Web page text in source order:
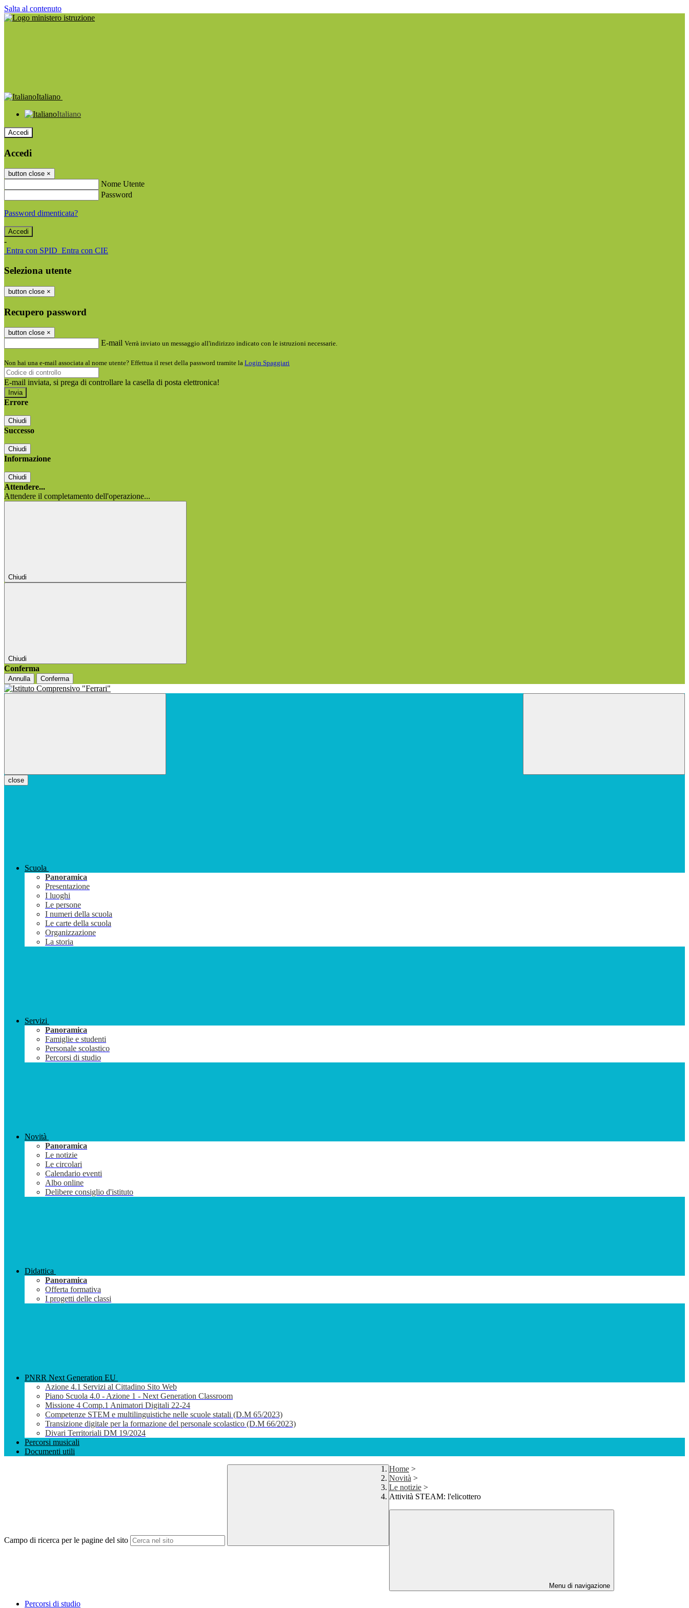
Salta al contenuto
Italiano
Italiano
Accedi
Accedi
button close ×
Nome Utente
Password
Password dimenticata?
-
Entra con SPID Entra con CIE
Seleziona utente
button close ×
Recupero password
button close ×
E-mail Verrà inviato un messaggio all'indirizzo indicato con le istruzioni necessarie.
Non hai una e-mail associata al nome utente? Effettua il reset della password tramite la Login Spaggiari
E-mail inviata, si prega di controllare la casella di posta elettronica!
Errore
Chiudi
Successo
Chiudi
Informazione
Chiudi
Attendere...
Attendere il completamento dell'operazione...
Chiudi
Chiudi
Conferma
Annulla Conferma
close
Scuola
Panoramica
Presentazione
I luoghi
Le persone
I numeri della scuola
Le carte della scuola
Organizzazione
La storia
Servizi
Panoramica
Famiglie e studenti
Personale scolastico
Percorsi di studio
Novità
Panoramica
Le notizie
Le circolari
Calendario eventi
Albo online
Delibere consiglio d'istituto
Didattica
Panoramica
Offerta formativa
I progetti delle classi
PNRR Next Generation EU
Azione 4.1 Servizi al Cittadino Sito Web
Piano Scuola 4.0 - Azione 1 - Next Generation Classroom
Missione 4 Comp.1 Animatori Digitali 22-24
Competenze STEM e multilinguistiche nelle scuole statali (D.M 65/2023)
Transizione digitale per la formazione del personale scolastico (D.M 66/2023)
Divari Territoriali DM 19/2024
Percorsi musicali
Documenti utili
Campo di ricerca per le pagine del sito
Home >
Novità >
Le notizie >
Attività STEAM: l'elicottero
Menu di navigazione
Percorsi di studio